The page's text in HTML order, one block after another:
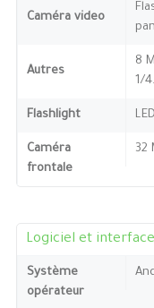
Caméra video
Autres
8
1/
Flashlight
Caméra
frontale
32
Logiciel et
Système
opérateur